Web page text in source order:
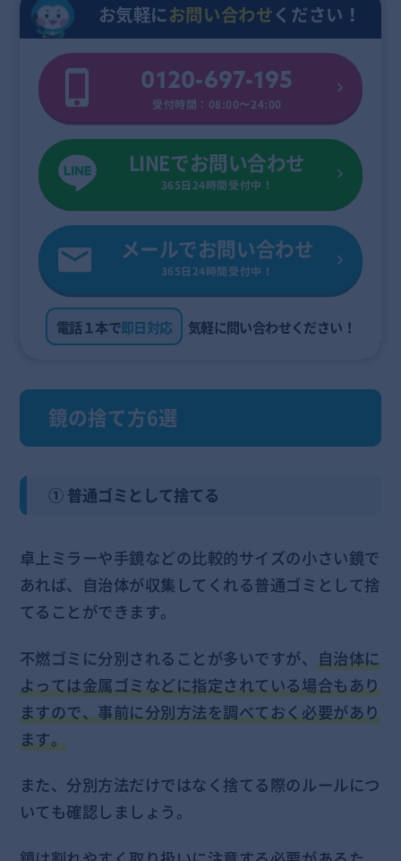
お気軽にお問い合わせください！
0120-697-195
受付時間：08:00〜24:00
LINEでお問い合わせ
365日24時間受付中！
メールでお問い合わせ
365日24時間受付中！
電話１本で即日対応 気軽に問い合わせください！
鏡の捨て方6選
① 普通ゴミとして捨てる
卓上ミラーや手鏡などの比較的サイズの小さい鏡で
あれば、自治体が収集してくれる普通ゴミとして捨
てることができます。
不燃ゴミに分別されることが多いですが、 自治体に
よっては金属ゴミなどに指定されている場合もあり
ますので、事前に分別方法を調べておく必要があり
ます。
また、分別方法だけではなく捨てる際のルールにつ
いても確認しましょう。